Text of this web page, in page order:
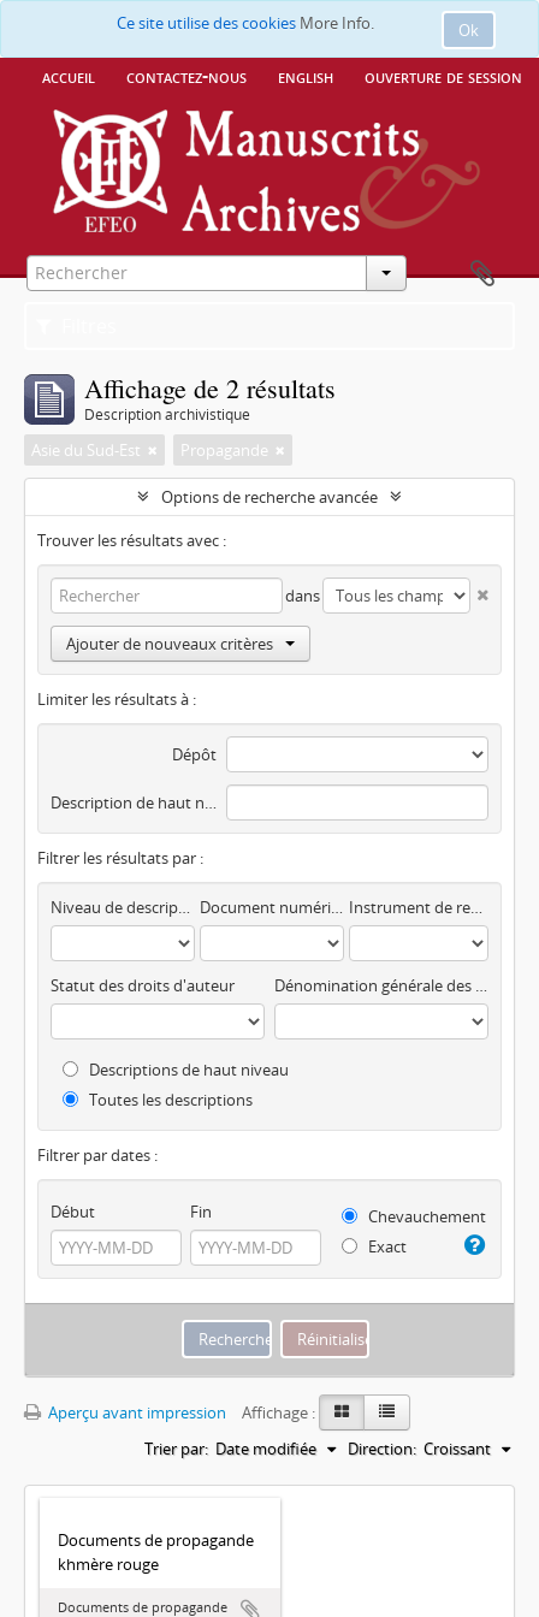
Ok
Ce site utilise des cookies More Info.
accueil contactez-nous english ouverture de session
Affichage de 2 résultats
Description archivistique
Asie du Sud-Est Propagande
Options de recherche avancée
Trouver les résultats avec :
dans
Ajouter de nouveaux critères
Limiter les résultats à :
Dépôt
Description de haut niveau
Filtrer les résultats par :
Niveau de description Document numérisé disponible Instrument de recherche
Statut des droits d'auteur Dénomination générale des documents
Descriptions de haut niveau
Toutes les descriptions
Filtrer par dates :
Début Fin
Chevauchement
Exact
Aperçu avant impression
Affichage :
Trier par: Date modifiée Direction: Croissant
Documents de propagande
khmère rouge
Documents de propagande